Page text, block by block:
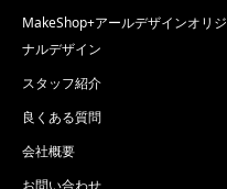
MakeShop+アールデザインオリジ
ナルデザイン
スタッフ紹介
良くある質問
会社概要
お問い合わせ